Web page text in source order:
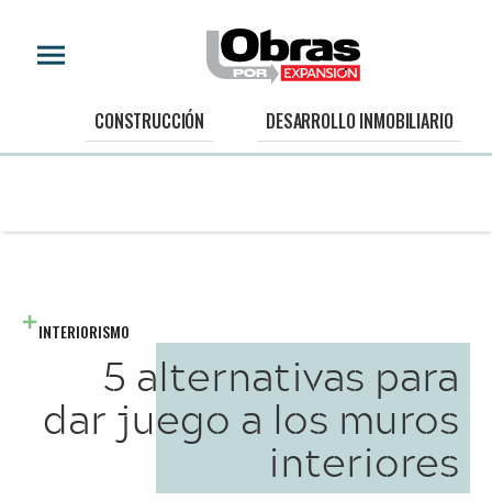
CONSTRUCCIÓN DESARROLLO INMOBILIARIO
INTERIORISMO
5 alternativas para
dar juego a los muros
interiores